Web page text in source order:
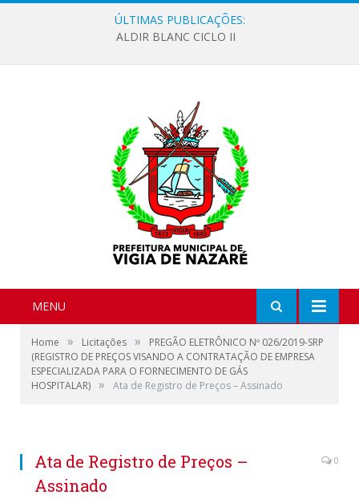
ÚLTIMAS PUBLICAÇÕES:
ALDIR BLANC CICLO II
MENU
Home » Licitações »
PREGÃO ELETRÔNICO Nº 026/2019-SRP
(REGISTRO DE PREÇOS VISANDO A CONTRATAÇÃO DE EMPRESA
ESPECIALIZADA PARA O FORNECIMENTO DE GÁS
HOSPITALAR) » Ata de Registro de Preços – Assinado
Ata de Registro de Preços –
Assinado
0